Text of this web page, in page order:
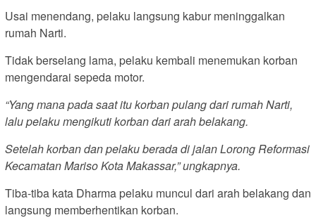
Usai menendang, pelaku langsung kabur meninggalkan
rumah Narti.
Tidak berselang lama, pelaku kembali menemukan korban
mengendarai sepeda motor.
“Yang mana pada saat itu korban pulang dari rumah Narti,
lalu pelaku mengikuti korban dari arah belakang.
Setelah korban dan pelaku berada di jalan Lorong Reformasi
Kecamatan Mariso Kota Makassar,” ungkapnya.
Tiba-tiba kata Dharma pelaku muncul dari arah belakang dan
langsung memberhentikan korban.